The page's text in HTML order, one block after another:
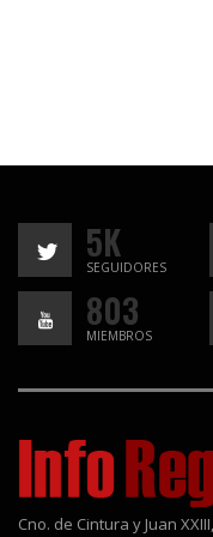
5K
SEGUIDORES
803
MIEMBROS
Cno. de Cintura y Juan